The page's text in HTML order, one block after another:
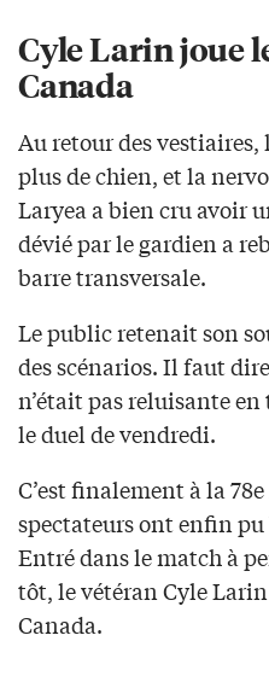
Cyle Larin joue
Canada
Au retour des
plus de chien, et la
Laryea a bien cru avoir
dévié par le gardien a
barre transversale.
Le public retenait son
des scénarios. Il faut
n’était pas reluisante
le duel de vendredi.
C’est finalement à la
spectateurs ont enfin
Entré dans le match à
tôt, le vétéran Cyle
Canada.